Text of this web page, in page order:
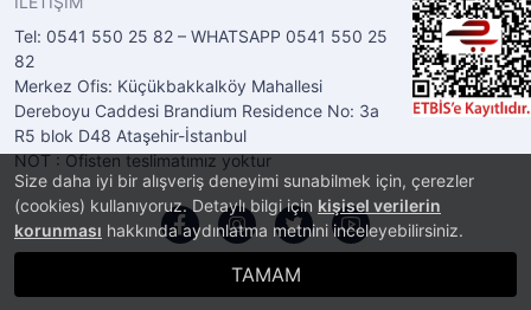
Size daha iyi bir alışveriş deneyimi sunabilmek için, çerezler
(cookies) kullanıyoruz. Detaylı bilgi için kişisel verilerin
korunması hakkında aydınlatma metnini inceleyebilirsiniz.
TAMAM
Tel: 0541 550 25 82 – WHATSAPP 0541 550 25
82
Merkez Ofis: Küçükbakkalköy Mahallesi
Dereboyu Caddesi Brandium Residence No: 3a
R5 blok D48 Ataşehir-İstanbul
NOT : Ofisten teslimatımız yoktur
E-Ticaret Sistemi